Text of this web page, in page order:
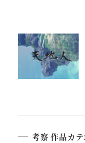
考察 作品カテ